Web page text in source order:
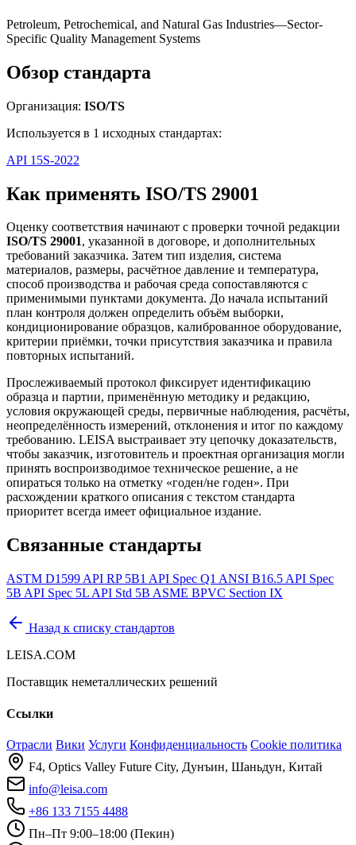
Petroleum, Petrochemical, and Natural Gas Industries—Sector-
Specific Quality Management Systems
Обзор стандарта
Организация: ISO/TS
Используется в 1 исходных стандартах:
API 15S-2022
Как применять ISO/TS 29001
Оценку соответствия начинают с проверки точной редакции
ISO/TS 29001, указанной в договоре, и дополнительных
требований заказчика. Затем тип изделия, система
материалов, размеры, расчётное давление и температура,
способ производства и рабочая среда сопоставляются с
применимыми пунктами документа. До начала испытаний
план контроля должен определить объём выборки,
кондиционирование образцов, калиброванное оборудование,
критерии приёмки, точки присутствия заказчика и правила
повторных испытаний.
Прослеживаемый протокол фиксирует идентификацию
образца и партии, применённую методику и редакцию,
условия окружающей среды, первичные наблюдения, расчёты,
неопределённость измерений, отклонения и итог по каждому
требованию. LEISA выстраивает эту цепочку доказательств,
чтобы заказчик, изготовитель и проектная организация могли
принять воспроизводимое техническое решение, а не
опираться только на отметку «годен/не годен». При
расхождении краткого описания с текстом стандарта
приоритет всегда имеет официальное издание.
Связанные стандарты
ASTM D1599 API RP 5B1 API Spec Q1 ANSI B16.5 API Spec
5B API Spec 5L API Std 5B ASME BPVC Section IX
Назад к списку стандартов
LEISA.COM
Поставщик неметаллических решений
Ссылки
Отрасли Вики Услуги Конфиденциальность Cookie политика
F4, Optics Valley Future City, Дунъин, Шаньдун, Китай
info@leisa.com
+86 133 7155 4488
Пн–Пт 9:00–18:00 (Пекин)